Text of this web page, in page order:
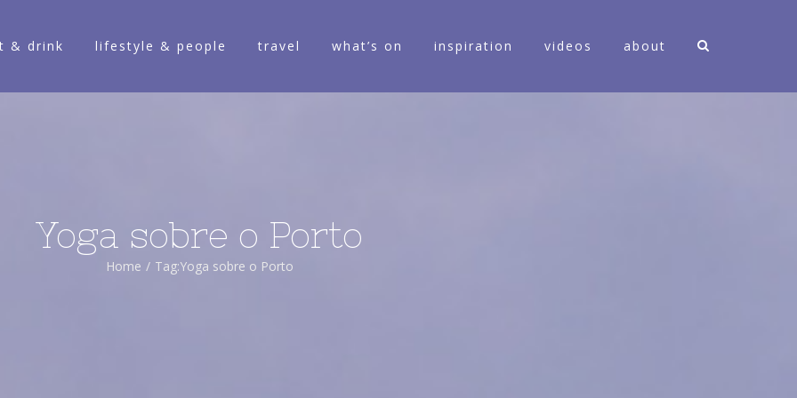
& drink lifestyle & people travel what’s on inspiration videos about
Yoga sobre o Porto
Home / Tag:Yoga sobre o Porto